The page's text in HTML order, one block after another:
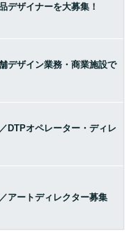
デザイナーを大募集！
デザイン業務・商業施設で
DTPオペレーター・ディレ
アートディレクター募集